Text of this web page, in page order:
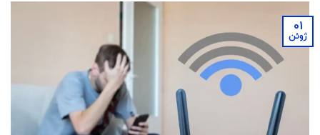
01
ژوئن